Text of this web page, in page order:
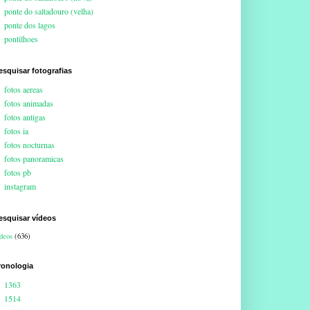
ponte do saltadouro (velha)
ponte dos lagos
pontilhoes
fotografias
fotos aereas
fotos animadas
fotos antigas
fotos ia
fotos nocturnas
fotos panoramicas
fotos pb
instagram
vídeos
(636)
1363
1514